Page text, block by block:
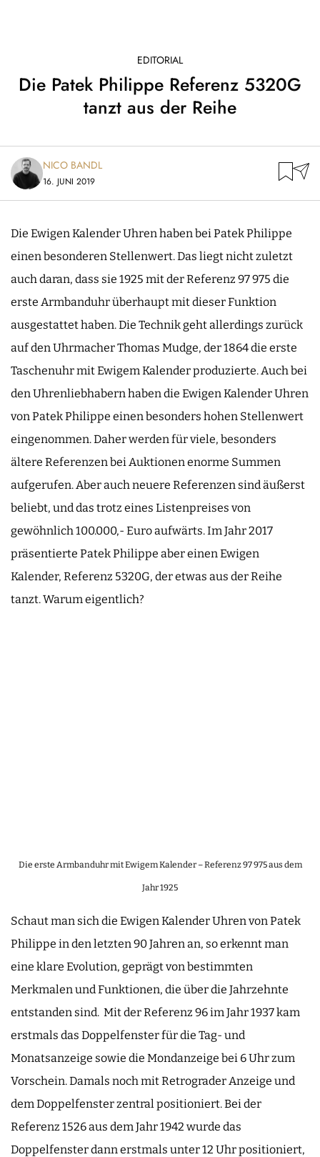
EDITORIAL
Die Patek Philippe Referenz 5320G
tanzt aus der Reihe
NICO BANDL
16. JUNI 2019
Die Ewigen Kalender Uhren haben bei Patek Philippe
einen besonderen Stellenwert. Das liegt nicht zuletzt
auch daran, dass sie 1925 mit der Referenz 97 975 die
erste Armbanduhr überhaupt mit dieser Funktion
ausgestattet haben. Die Technik geht allerdings zurück
auf den Uhrmacher Thomas Mudge, der 1864 die erste
Taschenuhr mit Ewigem Kalender produzierte. Auch bei
den Uhrenliebhabern haben die Ewigen Kalender Uhren
von Patek Philippe einen besonders hohen Stellenwert
eingenommen. Daher werden für viele, besonders
ältere Referenzen bei Auktionen enorme Summen
aufgerufen. Aber auch neuere Referenzen sind äußerst
beliebt, und das trotz eines Listenpreises von
gewöhnlich 100.000,- Euro aufwärts. Im Jahr 2017
präsentierte Patek Philippe aber einen Ewigen
Kalender, Referenz 5320G, der etwas aus der Reihe
tanzt. Warum eigentlich?
Die erste Armbanduhr mit Ewigem Kalender – Referenz 97 975 aus dem
Jahr 1925
Schaut man sich die Ewigen Kalender Uhren von Patek
Philippe in den letzten 90 Jahren an, so erkennt man
eine klare Evolution, geprägt von bestimmten
Merkmalen und Funktionen, die über die Jahrzehnte
entstanden sind. Mit der Referenz 96 im Jahr 1937 kam
erstmals das Doppelfenster für die Tag- und
Monatsanzeige sowie die Mondanzeige bei 6 Uhr zum
Vorschein. Damals noch mit Retrograder Anzeige und
dem Doppelfenster zentral positioniert. Bei der
Referenz 1526 aus dem Jahr 1942 wurde das
Doppelfenster dann erstmals unter 12 Uhr positioniert,